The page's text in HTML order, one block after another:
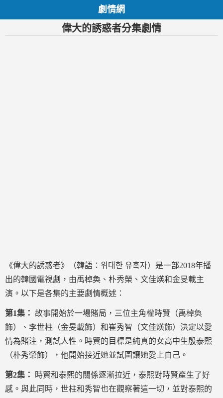
劇情網
偉大的誘惑者分集劇情
《偉大的誘惑者》（韓語：위대한 유혹자）是一部2018年播
出的韓國電視劇，由禹棹奐、朴秀榮、文佳煐和金旻載主
演。以下是各集的主要劇情概述：
第1集： 故事開始於一場賭局，三位主角權時賢（禹棹奐
飾）、李世柱（金旻載飾）和崔秀智（文佳煐飾）決定以愛
情為賭注，測試人性。時賢的目標是純真的女高中生殷泰熙
（朴秀榮飾），他開始接近她並試圖讓她愛上自己。
第2集：
時賢和泰熙的關係逐漸拉近，泰熙對時賢產生了好
感。與此同時，世柱和秀智也在觀察著這一切，並對泰熙的